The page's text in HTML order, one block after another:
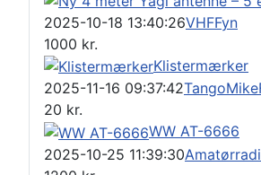
2025-10-18 13:40:26VHFFyn
1000 kr.
Klistermærker
2025-11-16 09:37:42TangoMike
20 kr.
WW AT-6666
2025-10-25 11:39:30